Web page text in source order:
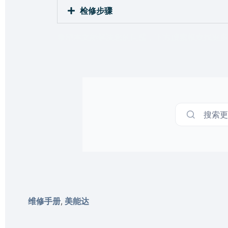
检修步骤
搜索
维修手册, 美能达